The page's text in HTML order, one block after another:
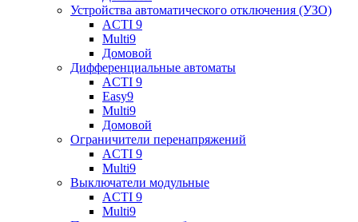
Устройства автоматического отключения (УЗО)
ACTI 9
Multi9
Домовой
Дифференциальные автоматы
ACTI 9
Easy9
Multi9
Домовой
Ограничители перенапряжений
ACTI 9
Multi9
Выключатели модульные
ACTI 9
Multi9